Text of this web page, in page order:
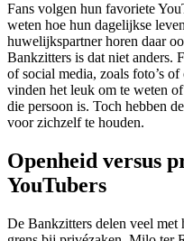
Fans volgen hun favoriete
weten hoe hun dagelijkse
huwelijkspartner horen daar
Bankzitters is dat niet anders.
of social media, zoals foto’s
vinden het leuk om te weten
die persoon is. Toch hebben
voor zichzelf te houden.
Openheid versus
YouTubers
De Bankzitters delen veel met